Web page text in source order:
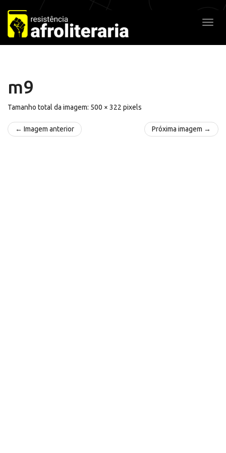
Pular
para
o
conteúdo
m9
Tamanho total da imagem: 500 × 322 pixels
← Imagem anterior Próxima imagem →